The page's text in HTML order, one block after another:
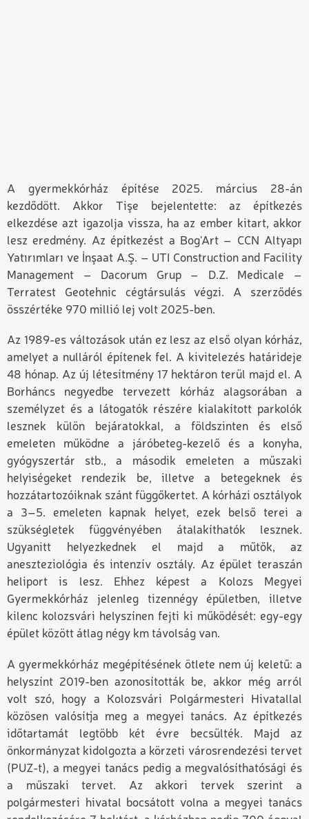
A gyermekkórház építése 2025. március 28-án
kezdődött. Akkor Tişe bejelentette: az építkezés
elkezdése azt igazolja vissza, ha az ember kitart, akkor
lesz eredmény. Az építkezést a Bog'Art – CCN Altyapı
Yatırımları ve İnşaat A.Ş. – UTI Construction and Facility
Management – Dacorum Grup – D.Z. Medicale –
Terratest Geotehnic cégtársulás végzi. A szerződés
összértéke 970 millió lej volt 2025-ben.
Az 1989-es változások után ez lesz az első olyan kórház,
amelyet a nulláról építenek fel. A kivitelezés határideje
48 hónap. Az új létesítmény 17 hektáron terül majd el. A
Borháncs negyedbe tervezett kórház alagsorában a
személyzet és a látogatók részére kialakított parkolók
lesznek külön bejáratokkal, a földszinten és első
emeleten működne a járóbeteg-kezelő és a konyha,
gyógyszertár stb., a második emeleten a műszaki
helyiségeket rendezik be, illetve a betegeknek és
hozzátartozóiknak szánt függőkertet. A kórházi osztályok
a 3–5. emeleten kapnak helyet, ezek belső terei a
szükségletek függvényében átalakíthatók lesznek.
Ugyanitt helyezkednek el majd a műtők, az
aneszteziológia és intenzív osztály. Az épület teraszán
heliport is lesz. Ehhez képest a Kolozs Megyei
Gyermekkórház jelenleg tizennégy épületben, illetve
kilenc kolozsvári helyszínen fejti ki működését: egy-egy
épület között átlag négy km távolság van.
A gyermekkórház megépítésének ötlete nem új keletű: a
helyszínt 2019-ben azonosították be, akkor még arról
volt szó, hogy a Kolozsvári Polgármesteri Hivatallal
közösen valósítja meg a megyei tanács. Az építkezés
időtartamát legtöbb két évre becsülték. Majd az
önkormányzat kidolgozta a körzeti városrendezési tervet
(PUZ-t), a megyei tanács pedig a megvalósíthatósági és
a műszaki tervet. Az akkori tervek szerint a
polgármesteri hivatal bocsátott volna a megyei tanács